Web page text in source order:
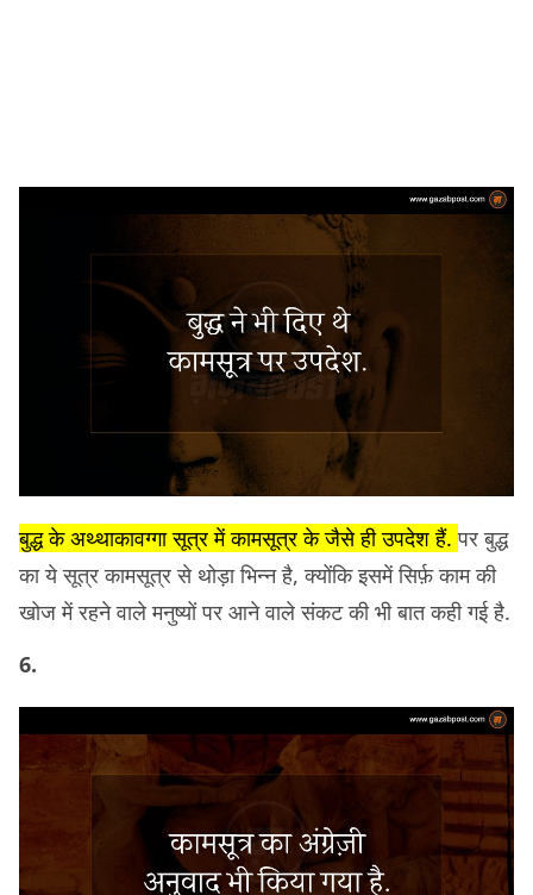
बुद्ध के अथ्थाकावग्गा सूत्र में कामसूत्र के जैसे ही उपदेश हैं.पर बुद्ध
का ये सूत्र कामसूत्र से थोड़ा भिन्न है, क्योंकि इसमें सिर्फ़ काम की
खोज में रहने वाले मनुष्यों पर आने वाले संकट की भी बात कही गई है.
6.